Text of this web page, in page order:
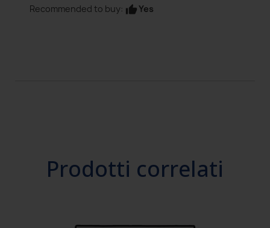
Recommended to buy: thumb_upYes
Prodotti correlati